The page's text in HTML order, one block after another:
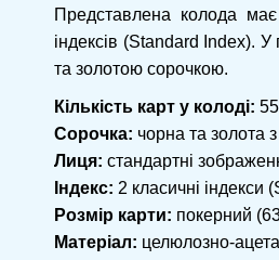
Представлена ​​колода
індексів (Standard Index).
та золотою сорочкою.
Кількість карт у колоді:
Сорочка: чорна та золота
Лиця: стандартні
Індекс: 2 класичні індекси
Розмір карти: покерний
Матеріал: целюлозно-